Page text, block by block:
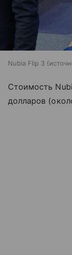
Nubia Flip 3
Стоимость
долларов